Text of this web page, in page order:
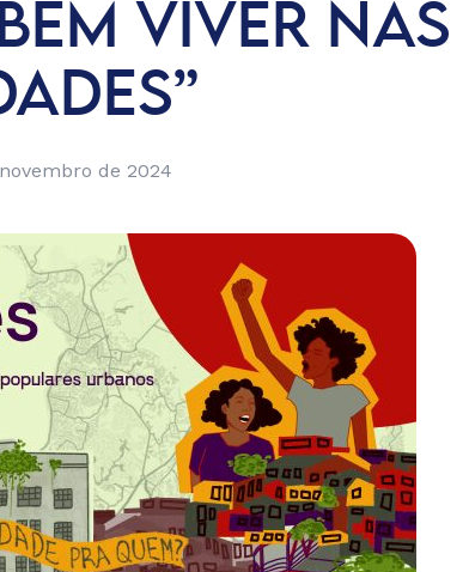
VIVER NAS
de 2024